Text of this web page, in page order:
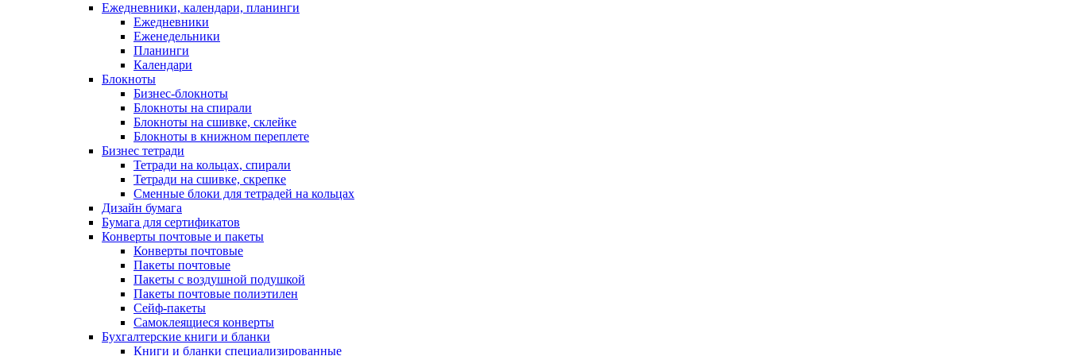
Ежедневники, календари, планинги
Ежедневники
Еженедельники
Планинги
Календари
Блокноты
Бизнес-блокноты
Блокноты на спирали
Блокноты на сшивке, склейке
Блокноты в книжном переплете
Бизнес тетради
Тетради на кольцах, спирали
Тетради на сшивке, скрепке
Сменные блоки для тетрадей на кольцах
Дизайн бумага
Бумага для сертификатов
Конверты почтовые и пакеты
Конверты почтовые
Пакеты почтовые
Пакеты с воздушной подушкой
Пакеты почтовые полиэтилен
Сейф-пакеты
Самоклеящиеся конверты
Бухгалтерские книги и бланки
Книги и бланки специализированные